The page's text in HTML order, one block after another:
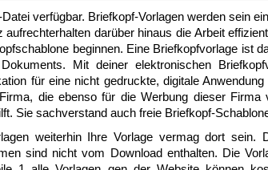
verfügbar. Briefkopf-Vorlagen werden sein
darüber hinaus die Arbeit
beginnen. Eine Briefkopfvorlage ist
Mit deiner elektronischen
für eine nicht gedruckte, digitale
die ebenso für die Werbung dieser
Sie sachverstand auch freie Briefkopf-
weiterhin Ihre Vorlage vermag dort sein.
sind nicht vom Download enthalten. Die